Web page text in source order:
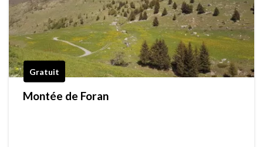
Gratuit
Montée de Foran